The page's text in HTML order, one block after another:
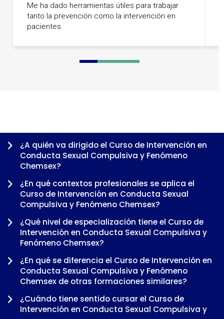
Me ha dado herramientas útiles para trabajar
tanto la prevención como la intervención en
pacientes.
0 1 2 3 4 5 6 7
¿A quién va dirigido el Curso de Intervención en
Conducta Sexual Compulsiva y Fenómeno
Chemsex?
¿En qué contextos profesionales se aplica el
Curso de Intervención en Conducta Sexual
Compulsiva y Fenómeno Chemsex?
¿Qué nivel de especialización tiene el Curso de
Intervención en Conducta Sexual Compulsiva y
Fenómeno Chemsex?
¿En qué se diferencia el Curso de Intervención en
Conducta Sexual Compulsiva y Fenómeno
Chemsex de otras formaciones similares?
¿Cuándo tiene sentido cursar el Curso de
Intervención en Conducta Sexual Compulsiva y